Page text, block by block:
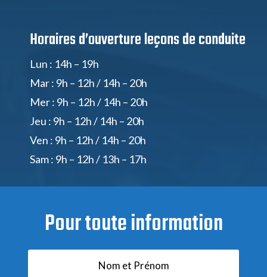
Horaires d’ouvertureleçons de conduite
Lun : 14h – 19h
Mar : 9h – 12h / 14h – 20h
Mer : 9h – 12h / 14h – 20h
Jeu : 9h – 12h / 14h – 20h
Ven : 9h – 12h / 14h – 20h
Sam : 9h – 12h / 13h – 17h
Pour toute information